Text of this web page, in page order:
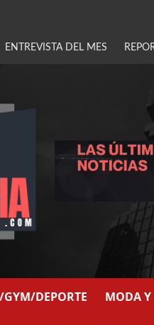
ENTREVISTA DEL MES
GYM/DEPORTE MODA Y